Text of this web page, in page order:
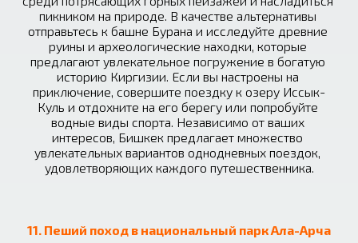
пикником на природе. В качестве альтернативы
отправьтесь к башне Бурана и исследуйте древние
руины и археологические находки, которые
предлагают увлекательное погружение в богатую
историю Киргизии. Если вы настроены на
приключение, совершите поездку к озеру Иссык-
Куль и отдохните на его берегу или попробуйте
водные виды спорта. Независимо от ваших
интересов, Бишкек предлагает множество
увлекательных вариантов однодневных поездок,
удовлетворяющих каждого путешественника.
11. Пеший поход в национальный парк Ала-Арча